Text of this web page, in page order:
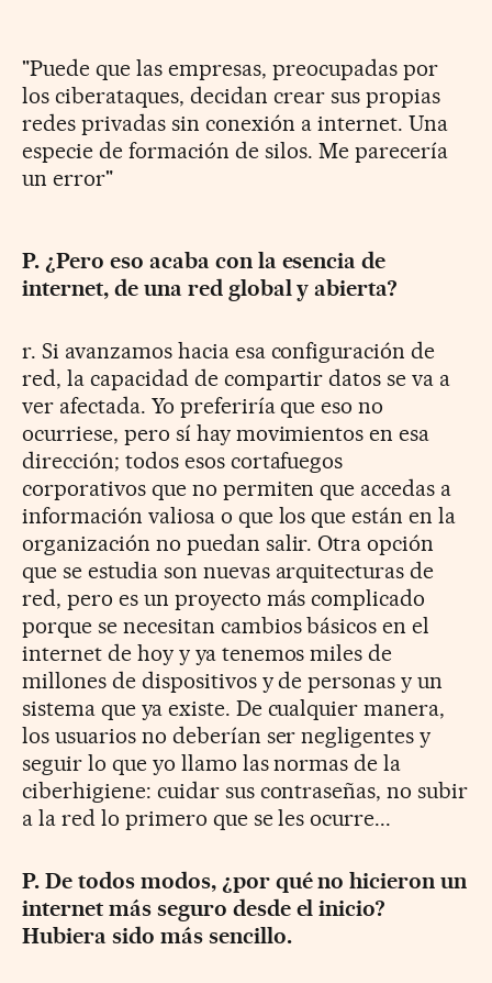
"Puede que las empresas, preocupadas por
los ciberataques, decidan crear sus propias
redes privadas sin conexión a internet. Una
especie de formación de silos. Me parecería
un error"
P. ¿Pero eso acaba con la esencia de
internet, de una red global y abierta?
r. Si avanzamos hacia esa configuración de
red, la capacidad de compartir datos se va a
ver afectada. Yo preferiría que eso no
ocurriese, pero sí hay movimientos en esa
dirección; todos esos cortafuegos
corporativos que no permiten que accedas a
información valiosa o que los que están en la
organización no puedan salir. Otra opción
que se estudia son nuevas arquitecturas de
red, pero es un proyecto más complicado
porque se necesitan cambios básicos en el
internet de hoy y ya tenemos miles de
millones de dispositivos y de personas y un
sistema que ya existe. De cualquier manera,
los usuarios no deberían ser negligentes y
seguir lo que yo llamo las normas de la
ciberhigiene: cuidar sus contraseñas, no subir
a la red lo primero que se les ocurre...
P. De todos modos, ¿por qué no hicieron un
internet más seguro desde el inicio?
Hubiera sido más sencillo.